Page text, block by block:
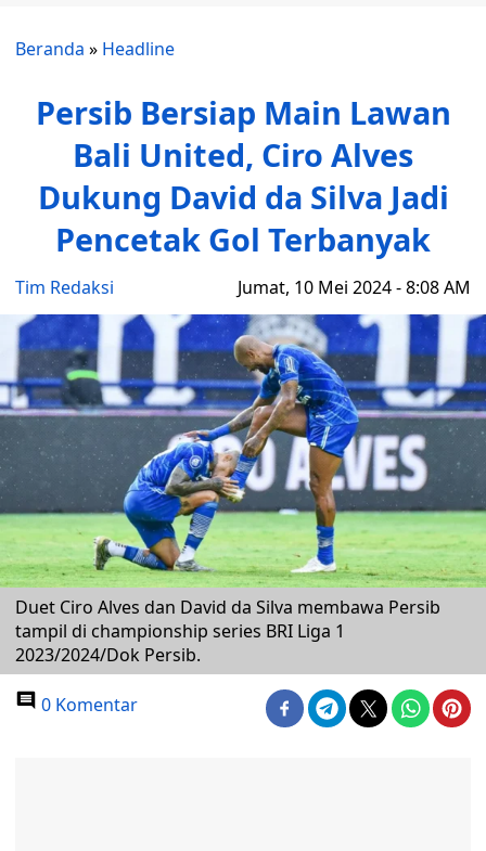
Beranda » Headline
Persib Bersiap Main Lawan
Bali United, Ciro Alves
Dukung David da Silva Jadi
Pencetak Gol Terbanyak
Tim Redaksi Jumat, 10 Mei 2024 - 8:08 AM
Duet Ciro Alves dan David da Silva membawa Persib
tampil di championship series BRI Liga 1
2023/2024/Dok Persib.
0 Komentar